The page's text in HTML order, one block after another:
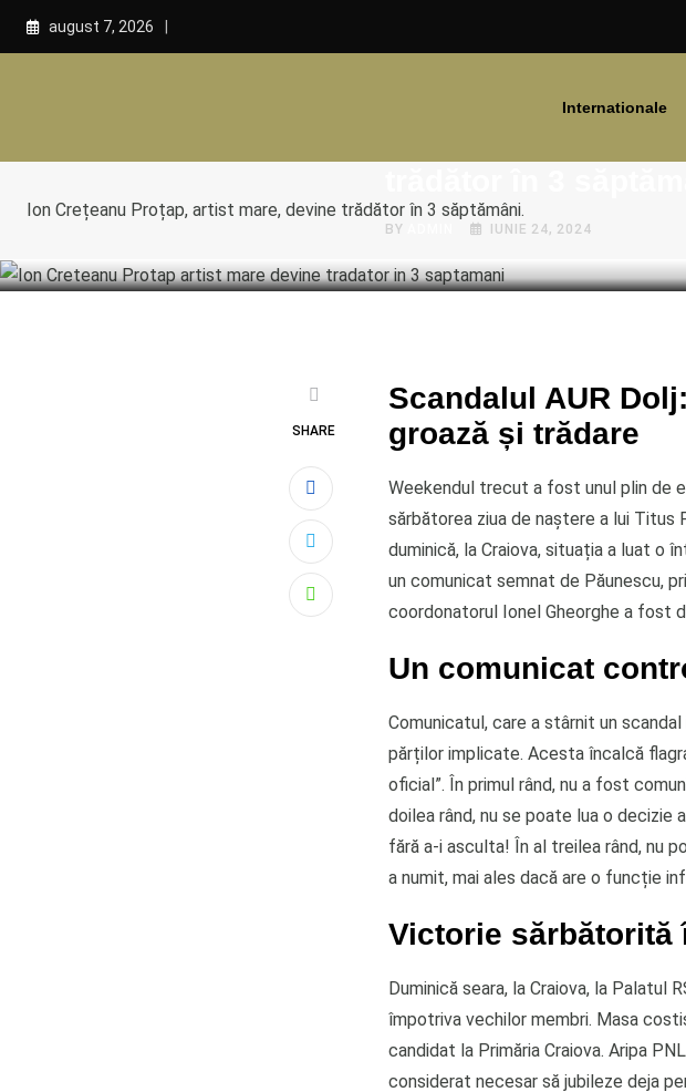
Skip
august 7, 2026
Internationale
Ion Crețeanu Proțap, artist mare, devine trădător în 3 săptămâni.
BY IUNIE 24, 2024
SHARE
Whatsapp
Scandalul AUR
groază și trădare
Weekendul trecut a fost unul plin de
sărbătorea ziua de naștere a lui Titus
duminică, la Craiova, situația a luat o
un comunicat semnat de Păunescu,
coordonatorul Ionel Gheorghe a fost
Un comunicat
Comunicatul, care a stârnit un
părților implicate. Acesta încalcă
oficial”. În primul rând, nu a fost
doilea rând, nu se poate lua o
fără a-i asculta! În al treilea rând, nu
a numit, mai ales dacă are o funcție
Victorie sărbătorită
Duminică seara, la Craiova, la Palatul
împotriva vechilor membri. Masa
candidat la Primăria Craiova. Aripa
considerat necesar să jubileze deja